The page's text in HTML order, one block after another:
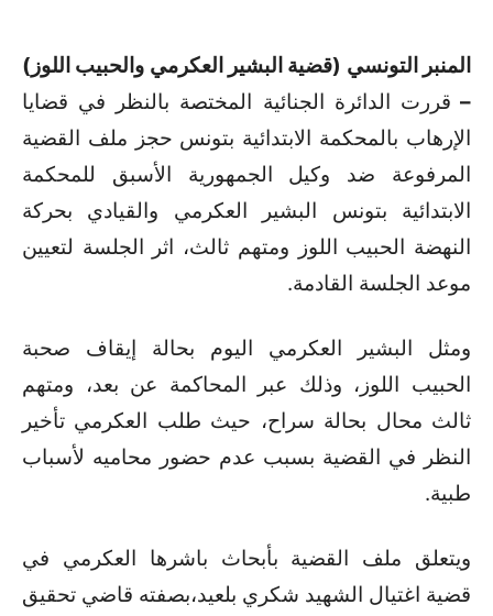
المنبر التونسي (قضية البشير العكرمي والحبيب اللوز)
– قررت الدائرة الجنائية المختصة بالنظر في قضايا
الإرهاب بالمحكمة الابتدائية بتونس حجز ملف القضية
المرفوعة ضد وكيل الجمهورية الأسبق للمحكمة
الابتدائية بتونس البشير العكرمي والقيادي بحركة
النهضة الحبيب اللوز ومتهم ثالث، اثر الجلسة لتعيين
موعد الجلسة القادمة.
ومثل البشير العكرمي اليوم بحالة إيقاف صحبة
الحبيب اللوز، وذلك عبر المحاكمة عن بعد، ومتهم
ثالث محال بحالة سراح، حيث طلب العكرمي تأخير
النظر في القضية بسبب عدم حضور محاميه لأسباب
طبية.
ويتعلق ملف القضية بأبحاث باشرها العكرمي في
قضية اغتيال الشهيد شكري بلعيد،بصفته قاضي تحقيق